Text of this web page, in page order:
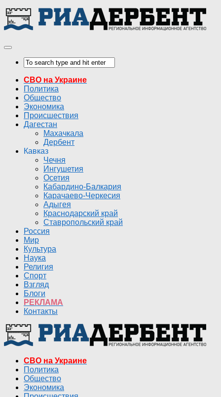
СВО на Украине
Политика
Общество
Экономика
Происшествия
Дагестан
Махачкала
Дербент
Кавказ
Чечня
Ингушетия
Осетия
Кабардино-Балкария
Карачаево-Черкесия
Адыгея
Краснодарский край
Ставропольский край
Россия
Мир
Культура
Наука
Религия
Спорт
Взгляд
Блоги
РЕКЛАМА
Контакты
СВО на Украине
Политика
Общество
Экономика